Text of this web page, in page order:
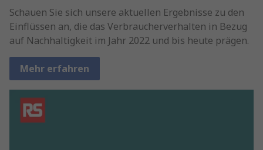
Schauen Sie sich unsere aktuellen Ergebnisse zu den
Einflüssen an, die das Verbraucherverhalten in Bezug
auf Nachhaltigkeit im Jahr 2022 und bis heute prägen.
Mehr erfahren